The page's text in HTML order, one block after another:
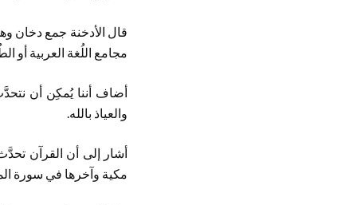
قال الأدخنة جمع دخان
مجامع اللُغة العربية أو
أضاف أننا يُمكِن أن
والعياذ بالله.
أشار إلى أن القرآن
مكية وآخرها في سورة